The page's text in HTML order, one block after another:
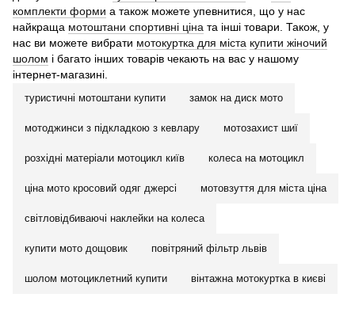
комплекти форми а також можете упевнитися, що у нас
найкраща мотоштани спортивні ціна та інші товари. Також, у
нас ви можете вибрати мотокуртка для міста купити жіночий
шолом і багато інших товарів чекають на вас у нашому
інтернет-магазині.
туристичні мотоштани купити замок на диск мото
мотоджинси з підкладкою з кевлару мотозахист шиї
розхідні матеріали мотоцикл київ колеса на мотоцикл
ціна мото кросовий одяг джерсі мотовзуття для міста ціна
світловідбиваючі наклейки на колеса
купити мото дощовик повітряний фільтр львів
шолом мотоциклетний купити вінтажна мотокуртка в києві